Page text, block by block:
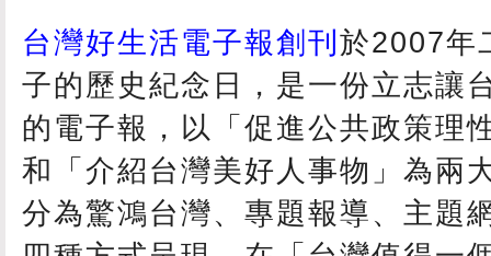
台灣好生活電子報創刊 於2007年
子的歷史紀念日，是一份立志讓
的電子報，以「促進公共政策理
和「介紹台灣美好人事物」為兩
分為驚鴻台灣、專題報導、主題